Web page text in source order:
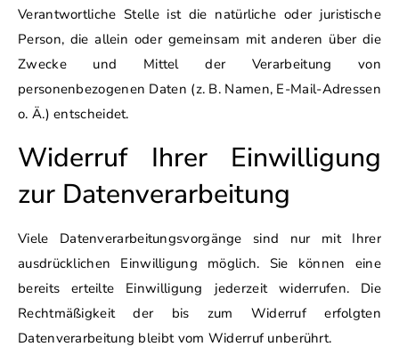
Verantwortliche Stelle ist die natürliche oder juristische
Person, die allein oder gemeinsam mit anderen über die
Zwecke und Mittel der Verarbeitung von
personenbezogenen Daten (z. B. Namen, E-Mail-Adressen
o. Ä.) entscheidet.
Widerruf Ihrer Einwilligung
zur Datenverarbeitung
Viele Datenverarbeitungsvorgänge sind nur mit Ihrer
ausdrücklichen Einwilligung möglich. Sie können eine
bereits erteilte Einwilligung jederzeit widerrufen. Die
Rechtmäßigkeit der bis zum Widerruf erfolgten
Datenverarbeitung bleibt vom Widerruf unberührt.